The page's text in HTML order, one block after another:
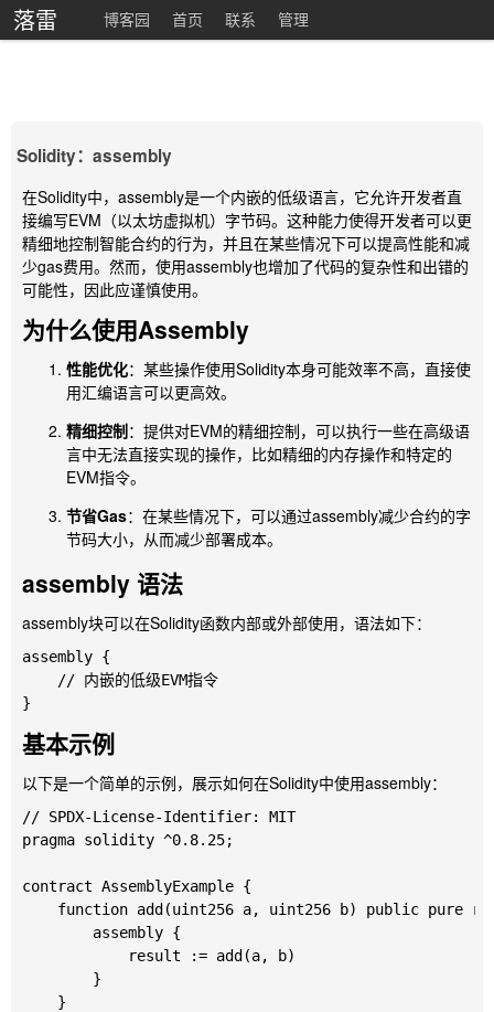
落雷 博客园 首页 联系 管理
Solidity：assembly
在Solidity中， assembly是一个内嵌的低级语言，它允许开发者直
接编写EVM（以太坊虚拟机）字节码。这种能力使得开发者可以更
精细地控制智能合约的行为，并且在某些情况下可以提高性能和减
少gas费用。然而，使用assembly也增加了代码的复杂性和出错的
可能性，因此应谨慎使用。
为什么使用Assembly
性能优化：某些操作使用Solidity本身可能效率不高，直接使
用汇编语言可以更高效。
精细控制：提供对EVM的精细控制，可以执行一些在高级语
言中无法直接实现的操作，比如精细的内存操作和特定的
EVM指令。
节省Gas：在某些情况下，可以通过assembly减少合约的字
节码大小，从而减少部署成本。
assembly 语法
assembly块可以在Solidity函数内部或外部使用，语法如下：
assembly {
    // 内嵌的低级EVM指令
基本示例
以下是一个简单的示例，展示如何在Solidity中使用assembly：
// SPDX-License-Identifier: MIT
pragma solidity ^0.8.25;
contract AssemblyExample {
function add(uint256 a, uint256 b) public pure
        assembly {
            result := add(a, b)
        }
    }